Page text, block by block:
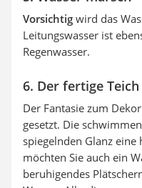
Vorsichtig wird das
Leitungswasser ist
Regenwasser.
6. Der fertige Teich
Der Fantasie zum
gesetzt. Die
spiegelnden Glanz eine
möchten Sie auch ein
beruhigendes